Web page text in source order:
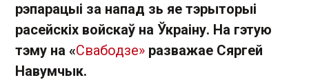
рэпарацыі за напад зь яе тэрыторыі
расейскіх войскаў на Ўкраіну. На гэтую
тэму на «Свабодзе» разважае Сяргей
Навумчык.